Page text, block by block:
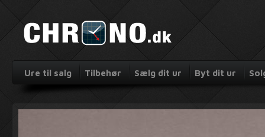
Ure til salg Tilbehør Sælg dit ur Byt dit ur